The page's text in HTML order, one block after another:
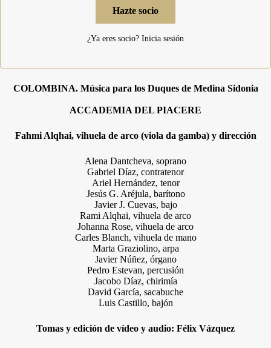
Hazte socio
¿Ya eres socio? Inicia sesión
COLOMBINA. Música para los Duques de Medina Sidonia
ACCADEMIA DEL PIACERE
Fahmi Alqhai, vihuela de arco (viola da gamba) y dirección
Alena Dantcheva, soprano
Gabriel Díaz, contratenor
Ariel Hernández, tenor
Jesús G. Aréjula, barítono
Javier J. Cuevas, bajo
Rami Alqhai, vihuela de arco
Johanna Rose, vihuela de arco
Carles Blanch, vihuela de mano
Marta Graziolino, arpa
Javier Núñez, órgano
Pedro Estevan, percusión
Jacobo Díaz, chirimía
David García, sacabuche
Luis Castillo, bajón
Tomas y edición de vídeo y audio: Félix Vázquez